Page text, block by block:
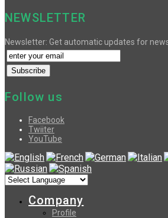
NEWSLETTER
Newsletter: Get automatic updates for
Follow us
Facebook
Twiiter
YouTube
Company
Profile